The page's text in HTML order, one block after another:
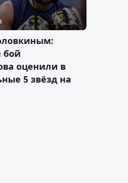
бой
оценили в
5 звёзд на